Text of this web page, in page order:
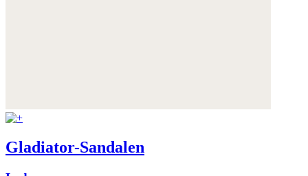
Gladiator-Sandalen